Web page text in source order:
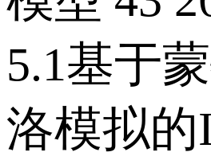
5.1基于
洛模拟的